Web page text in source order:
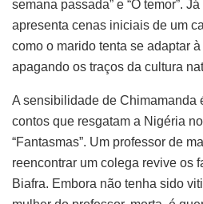
semana passada” e “O temor”.
apresenta cenas iniciais de um
como o marido tenta se adaptar
apagando os traços da cultura
A sensibilidade de Chimamanda
contos que resgatam a Nigéria
“Fantasmas”. Um professor de
reencontrar um colega revive os
Biafra. Embora não tenha sido